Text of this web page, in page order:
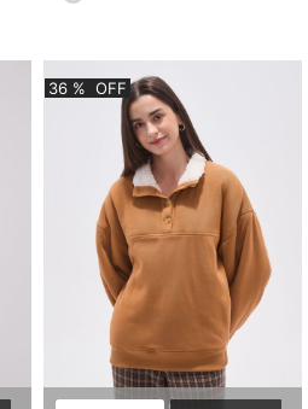
36 % OFF